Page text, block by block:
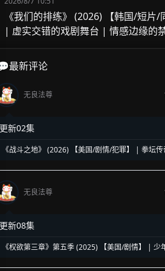
《我们的排练》 (2026) 【韩国/短片/
| 虚实交错的戏剧舞台 | 情感边缘的
最新评论
无良法尊
更新02集
《战斗之地》 (2026) 【美国/剧情/犯罪】 | 拳坛传
无良法尊
更新08集
《权欲第三章》第五季 (2025) 【美国/剧情】 | 少